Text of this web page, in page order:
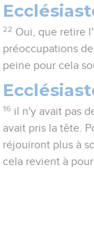
22 Oui, que retire
préoccupations
peine pour cela
16 il n'y avait pas
avait pris la tête.
réjouiront plus à
cela revient à